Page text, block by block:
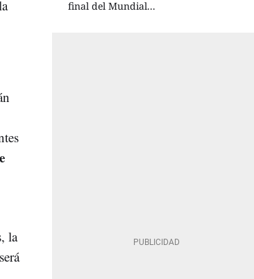
la
final del Mundial...